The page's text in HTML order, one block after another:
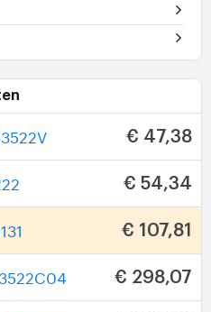
€ 47,38
€ 54,34
€ 107,81
€ 298,07